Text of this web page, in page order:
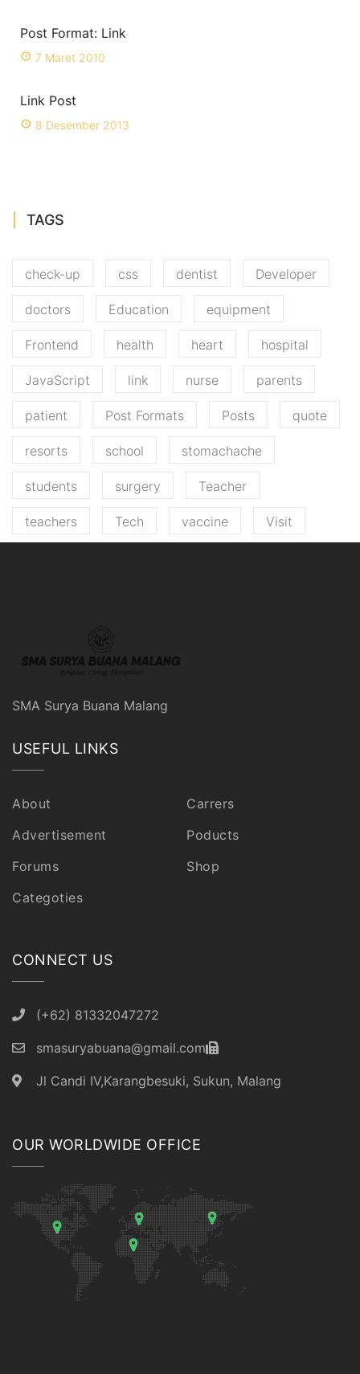
Post Format: Link
7 Maret 2010
Link Post
8 Desember 2013
TAGS
check-up css dentist Developer
doctors Education equipment
Frontend health heart hospital
JavaScript link nurse parents
patient Post Formats Posts quote
resorts school stomachache
students surgery Teacher
teachers Tech vaccine Visit
SMA Surya Buana Malang
USEFUL LINKS
About
Advertisement
Forums
Categoties
Carrers
Poducts
Shop
CONNECT US
(+62) 81332047272
smasuryabuana@gmail.com
Jl Candi IV,Karangbesuki, Sukun, Malang
OUR WORLDWIDE OFFICE